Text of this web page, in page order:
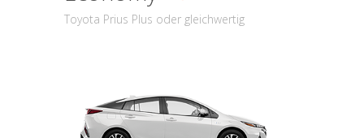
Toyota Prius Plus oder gleichwertig